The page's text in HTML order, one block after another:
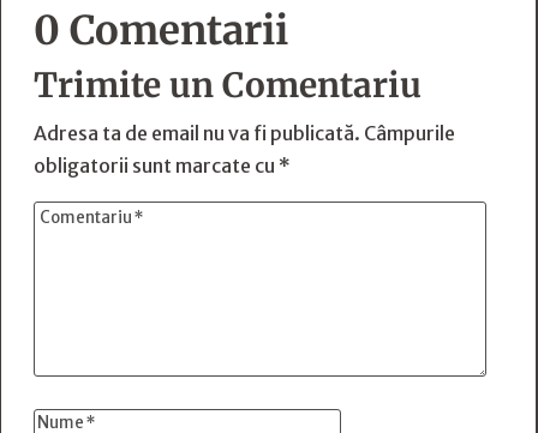
0 Comentarii
Trimite un Comentariu
Adresa ta de email nu va fi publicată. Câmpurile
obligatorii sunt marcate cu *